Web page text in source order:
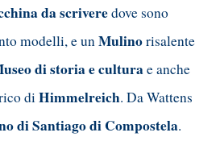
da scriveredove sono
modelli, e un Mulinorisalente
di storia e culturae anche
di Himmelreich. Da Wattens
di Santiago di Compostela.